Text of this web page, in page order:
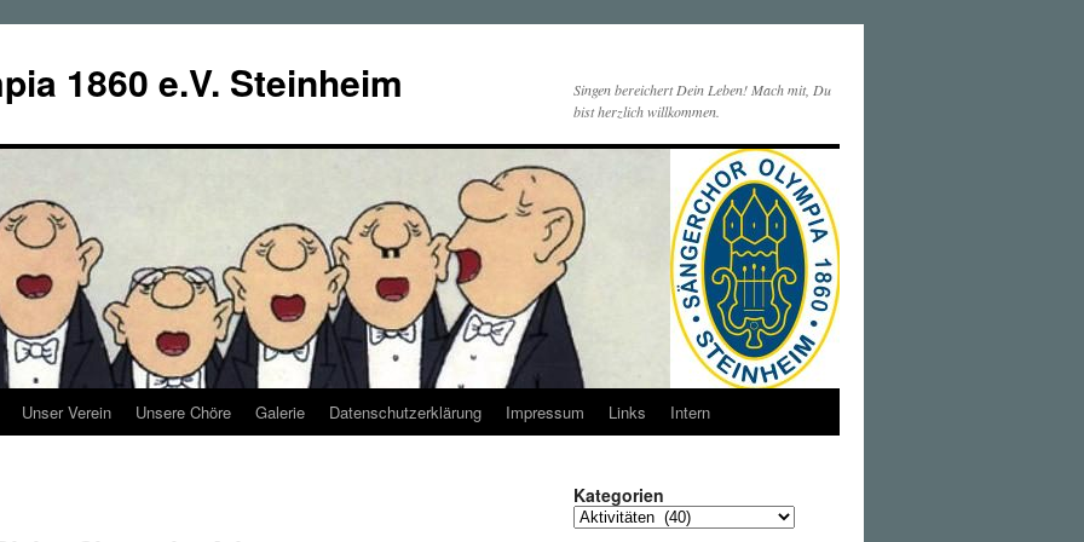
1860 e.V. Steinheim
Singen bereichert Dein Leben! Mach mit, Du
bist herzlich willkommen.
Unser Verein Unsere Chöre Galerie Datenschutzerklärung Impressum Links Intern
Kategorien
Kategorien